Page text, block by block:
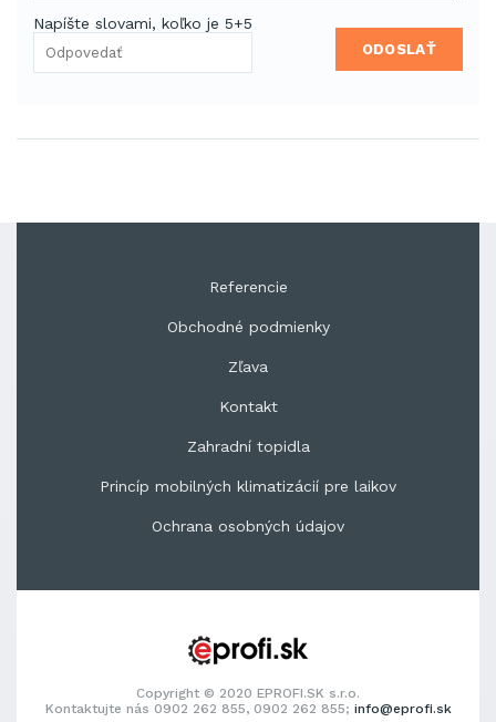
Napíšte slovami, koľko je 5+5
ODOSLAŤ
Referencie
Obchodné podmienky
Zľava
Kontakt
Zahradní topidla
Princíp mobilných klimatizácií pre laikov
Ochrana osobných údajov
Copyright © 2020 EPROFI.SK s.r.o.
Kontaktujte nás 0902 262 855, 0902 262 855; info@eprofi.sk